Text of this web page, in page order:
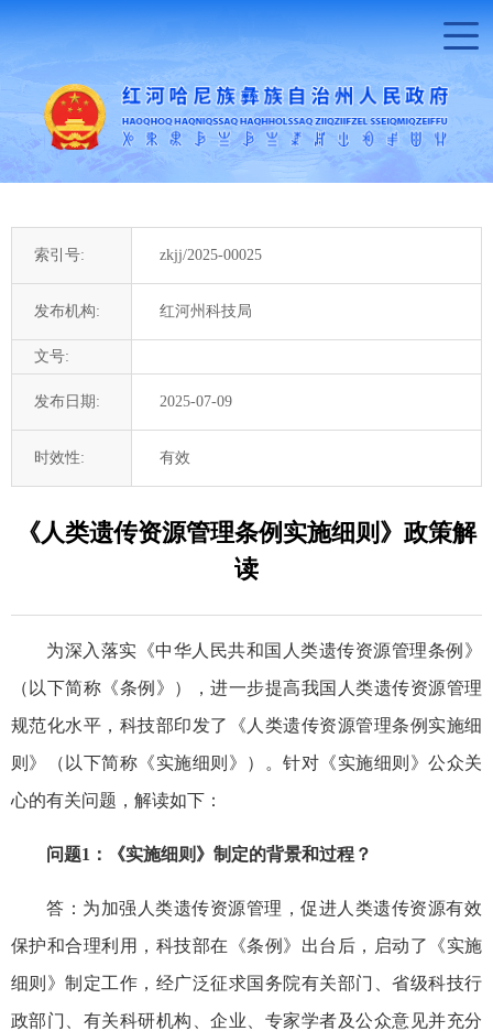
索引号: zkjj/2025-00025
发布机构: 红河州科技局
文号:
发布日期: 2025-07-09
时效性: 有效
《人类遗传资源管理条例实施细则》政策解
读
为深入落实《中华人民共和国人类遗传资源管理条例》
（以下简称《条例》），进一步提高我国人类遗传资源管理
规范化水平，科技部印发了《人类遗传资源管理条例实施细
则》（以下简称《实施细则》）。针对《实施细则》公众关
心的有关问题，解读如下：
问题1：《实施细则》制定的背景和过程？
答：为加强人类遗传资源管理，促进人类遗传资源有效
保护和合理利用，科技部在《条例》出台后，启动了《实施
细则》制定工作，经广泛征求国务院有关部门、省级科技行
政部门、有关科研机构、企业、专家学者及公众意见并充分